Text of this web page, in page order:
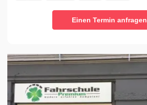
Einen Termin anfragen